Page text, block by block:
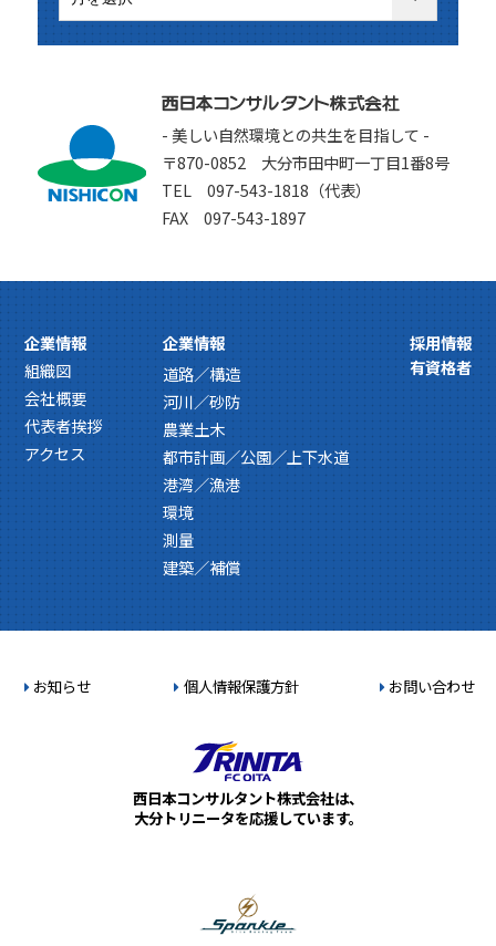
- 美しい自然環境との共生を目指して -
〒870-0852 大分市田中町一丁目1番8号
TEL 097-543-1818（代表）
FAX 097-543-1897
企業情報
組織図
会社概要
代表者挨拶
アクセス
企業情報
道路／構造
河川／砂防
農業土木
都市計画／公園／上下水道
港湾／漁港
環境
測量
建築／補償
採用情報
有資格者
お知らせ 個人情報保護方針 お問い合わせ
西日本コンサルタント株式会社は、
大分トリニータを応援しています。